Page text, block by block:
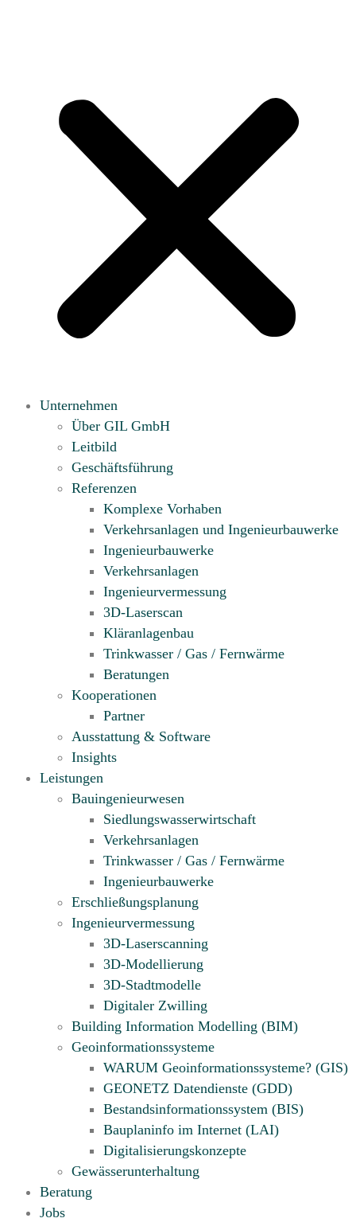
Unternehmen
Über GIL GmbH
Leitbild
Geschäftsführung
Referenzen
Komplexe Vorhaben
Verkehrsanlagen und Ingenieurbauwerke
Ingenieurbauwerke
Verkehrsanlagen
Ingenieur­vermessung
3D-Laserscan
Kläranlagenbau
Trinkwasser / Gas / Fernwärme
Beratungen
Kooperationen
Partner
Ausstattung & Software
Insights
Leistungen
Bauingenieurwesen
Siedlungswasserwirtschaft
Verkehrsanlagen
Trinkwasser / Gas / Fernwärme
Ingenieurbauwerke
Erschließungsplanung
Ingenieurvermessung
3D-Laserscanning
3D-Modellierung
3D-Stadtmodelle
Digitaler Zwilling
Building Information Modelling (BIM)
Geoinformationssysteme
WARUM Geoinformationssysteme? (GIS)
GEONETZ Datendienste (GDD)
Bestandsinformationssystem (BIS)
Bauplaninfo im Internet (LAI)
Digitalisierungskonzepte
Gewässerunterhaltung
Beratung
Jobs